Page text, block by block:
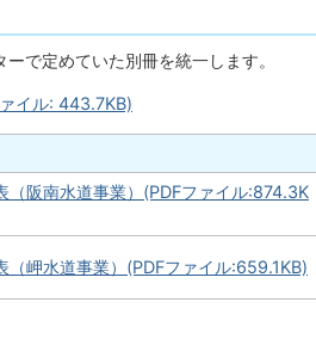
で定めていた別冊を統一します。
イル: 443.7KB)
（阪南水道事業）(PDFファイル:874.3K
（岬水道事業）(PDFファイル:659.1KB)